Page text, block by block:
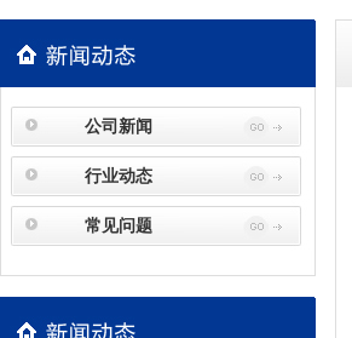
公司新闻
行业动态
常见问题